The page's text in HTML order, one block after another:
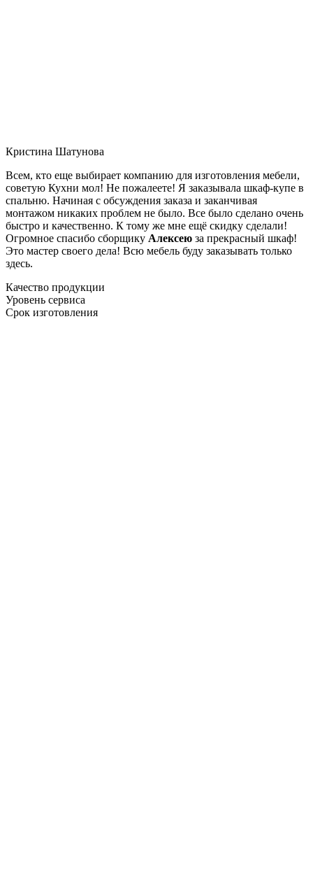
Кристина Шатунова
Всем, кто еще выбирает компанию для изготовления мебели,
советую Кухни мол! Не пожалеете! Я заказывала шкаф-купе в
спальню. Начиная с обсуждения заказа и заканчивая
монтажом никаких проблем не было. Все было сделано очень
быстро и качественно. К тому же мне ещё скидку сделали!
Огромное спасибо сборщику Алексею за прекрасный шкаф!
Это мастер своего дела! Всю мебель буду заказывать только
здесь.
Качество продукции
Уровень сервиса
Срок изготовления